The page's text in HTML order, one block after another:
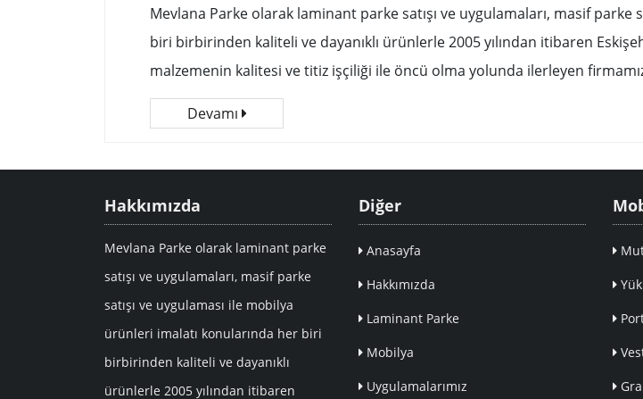
Mevlana Parke olarak laminant parke satışı ve uygulamaları, masif
biri birbirinden kaliteli ve dayanıklı ürünlerle 2005 yılından itibaren
malzemenin kalitesi ve titiz işçiliği ile öncü olma yolunda ilerleyen
Devamı
Hakkımızda
Mevlana Parke olarak laminant parke
satışı ve uygulamaları, masif parke
satışı ve uygulaması ile mobilya
ürünleri imalatı konularında her biri
birbirinden kaliteli ve dayanıklı
ürünlerle 2005 yılından itibaren
Diğer
Anasayfa
Hakkımızda
Laminant Parke
Mobilya
Uygulamalarımız